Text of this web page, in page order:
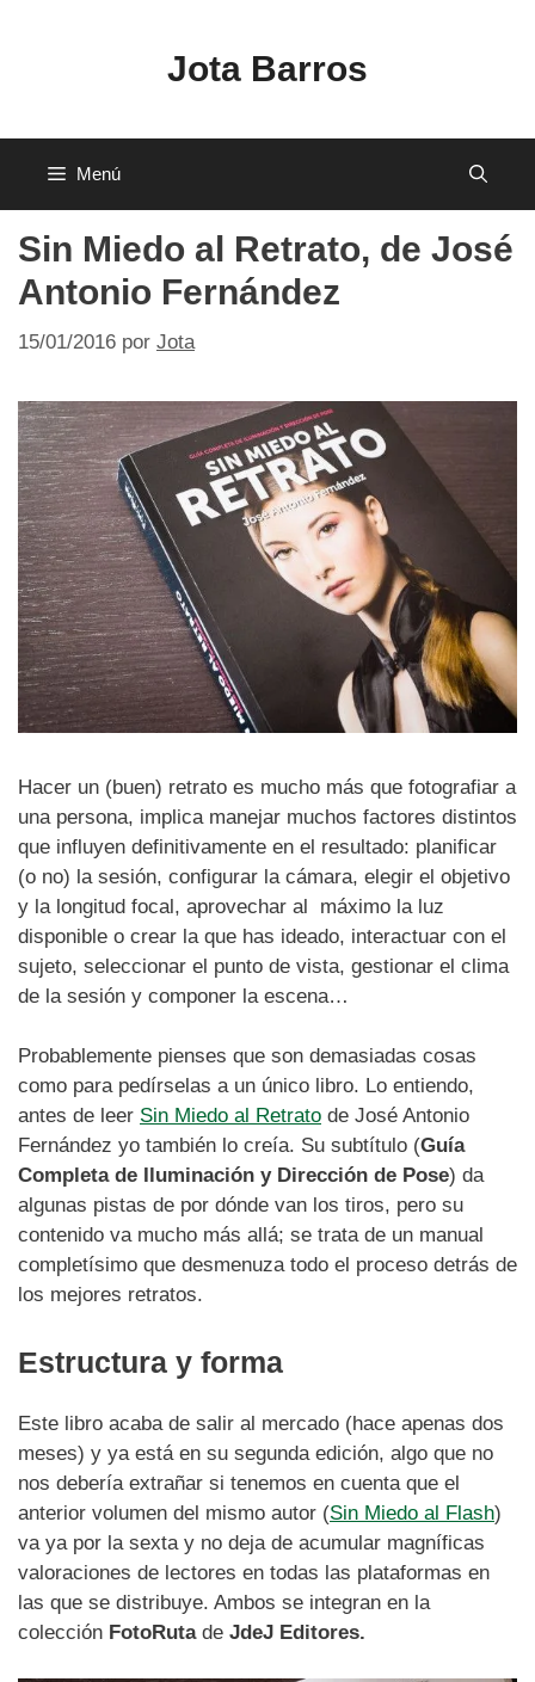
Jota Barros
Menú
Sin Miedo al Retrato, de José
Antonio Fernández
15/01/2016 por Jota
Hacer un (buen) retrato es mucho más que fotografiar a
una persona, implica manejar muchos factores distintos
que influyen definitivamente en el resultado: planificar
(o no) la sesión, configurar la cámara, elegir el objetivo
y la longitud focal, aprovechar al máximo la luz
disponible o crear la que has ideado, interactuar con el
sujeto, seleccionar el punto de vista, gestionar el clima
de la sesión y componer la escena…
Probablemente pienses que son demasiadas cosas
como para pedírselas a un único libro. Lo entiendo,
antes de leer Sin Miedo al Retrato de José Antonio
Fernández yo también lo creía. Su subtítulo (Guía
Completa de Iluminación y Dirección de Pose) da
algunas pistas de por dónde van los tiros, pero su
contenido va mucho más allá; se trata de un manual
completísimo que desmenuza todo el proceso detrás de
los mejores retratos.
Estructura y forma
Este libro acaba de salir al mercado (hace apenas dos
meses) y ya está en su segunda edición, algo que no
nos debería extrañar si tenemos en cuenta que el
anterior volumen del mismo autor (Sin Miedo al Flash)
va ya por la sexta y no deja de acumular magníficas
valoraciones de lectores en todas las plataformas en
las que se distribuye. Ambos se integran en la
colección FotoRuta de JdeJ Editores.